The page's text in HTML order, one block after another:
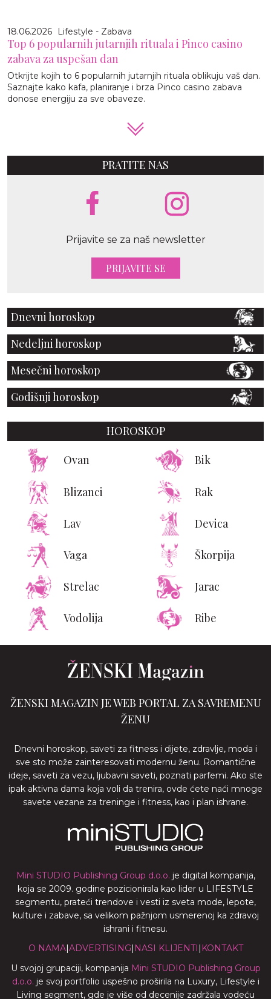
18.06.2026 Lifestyle - Zabava
Top 6 popularnih jutarnjih rituala i Pinco casino
zabava za uspešan dan
Otkrijte kojih to 6 popularnih jutarnjih rituala oblikuju vaš dan.
Saznajte kako kafa, planiranje i brza Pinco casino zabava
donose energiju za sve obaveze.
PRATITE NAS
Prijavite se za naš newsletter
PRIJAVITE SE
Dnevni horoskop
Nedeljni horoskop
Mesečni horoskop
Godišnji horoskop
HOROSKOP
Ovan Bik
Blizanci Rak
Lav Devica
Vaga Škorpija
Strelac Jarac
Vodolija Ribe
ŽENSKI MAGAZIN JE WEB PORTAL ZA SAVREMENU
ŽENU
Dnevni horoskop, saveti za fitness i dijete, zdravlje, moda i
sve sto može zainteresovati modernu ženu. Romantične
ideje, saveti za vezu, ljubavni saveti, poznati parfemi. Ako ste
ipak aktivna dama koja voli da trenira, ovde ćete naći mnoge
savete vezane za treninge i fitness, kao i plan ishrane.
Mini STUDIO Publishing Group d.o.o. je digital kompanija,
koja se 2009. godine pozicionirala kao lider u LIFESTYLE
segmentu, prateći trendove i vesti iz sveta mode, lepote,
kulture i zabave, sa velikom pažnjom usmerenoj ka zdravoj
ishrani i fitnesu.
O NAMA|ADVERTISING| NASI KLIJENTI | KONTAKT
U svojoj grupaciji, kompanija Mini STUDIO Publishing Group
d.o.o. je svoj portfolio uspešno proširila na Luxury, Lifestyle i
Living segment, gde je više od decenije zadržala vodeću